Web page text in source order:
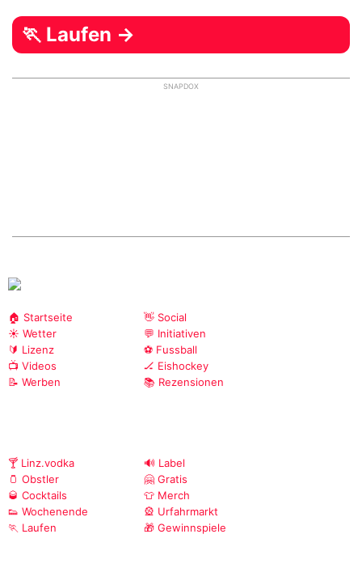
🏃 Laufen →
SNAPDOX
🏠 Startseite
☀️ Wetter
🔰 Lizenz
📺 Videos
📝 Werben
👋 Social
💬 Initiativen
⚽ Fussball
🏒 Eishockey
📚 Rezensionen
🍸 Linz.vodka
🫙 Obstler
🥃 Cocktails
👟 Wochenende
🏃 Laufen
🔊 Label
🤗 Gratis
👕 Merch
🎡 Urfahrmarkt
🎁 Gewinnspiele